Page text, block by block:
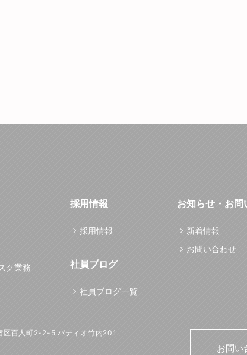
ク業務
採用情報
採用情報
社員ブログ
社員ブログ一覧
お知らせ・お問
新着情報
お問い合わせ
百人町2-2-5 パティオ竹内201
お問い